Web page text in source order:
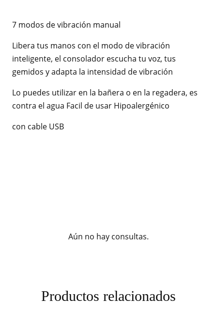
7 modos de vibración manual
Libera tus manos con el modo de vibración
inteligente, el consolador escucha tu voz, tus
gemidos y adapta la intensidad de vibración
Lo puedes utilizar en la bañera o en la regadera, es
contra el agua Facil de usar Hipoalergénico
con cable USB
Aún no hay consultas.
Productos relacionados